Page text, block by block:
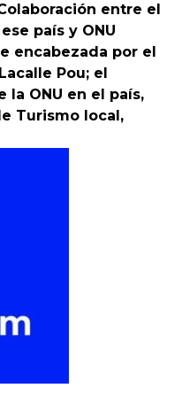
entre el
país y ONU
encabezada por el
Pou; el
la ONU en el país,
Turismo local,